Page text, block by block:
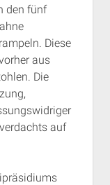
den fünf
Diese
aus
Die
auf